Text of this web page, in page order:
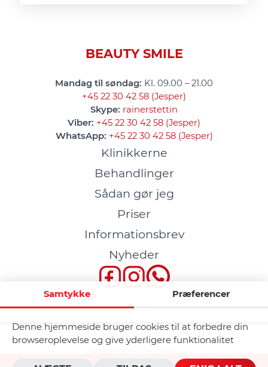
BEAUTY SMILE
Mandag til søndag: Kl. 09.00 – 21.00
+45 22 30 42 58 (Jesper)
Skype: rainerstettin
Viber: +45 22 30 42 58 (Jesper)
WhatsApp: +45 22 30 42 58 (Jesper)
Klinikkerne
Behandlinger
Sådan gør jeg
Priser
Informationsbrev
Nyheder
GDPR
Samtykke Præferencer
Denne hjemmeside bruger cookies til at forbedre din
browseroplevelse og give yderligere funktionalitet